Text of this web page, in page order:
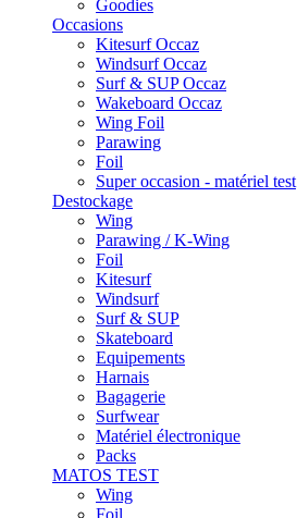
Goodies
Occasions
Kitesurf Occaz
Windsurf Occaz
Surf & SUP Occaz
Wakeboard Occaz
Wing Foil
Parawing
Foil
Super occasion - matériel test
Destockage
Wing
Parawing / K-Wing
Foil
Kitesurf
Windsurf
Surf & SUP
Skateboard
Equipements
Harnais
Bagagerie
Surfwear
Matériel électronique
Packs
MATOS TEST
Wing
Foil